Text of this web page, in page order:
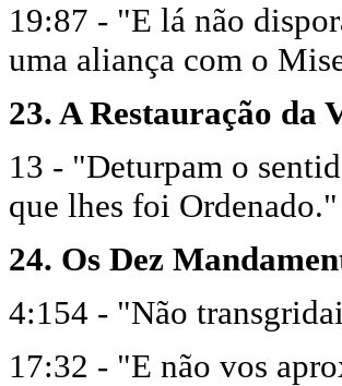
19:87 - "E lá não
uma aliança com o
23. A Restauração da
13 - "Deturpam o
que lhes foi Ordenado."
24. Os Dez
4:154 - "Não
17:32 - "E não vos